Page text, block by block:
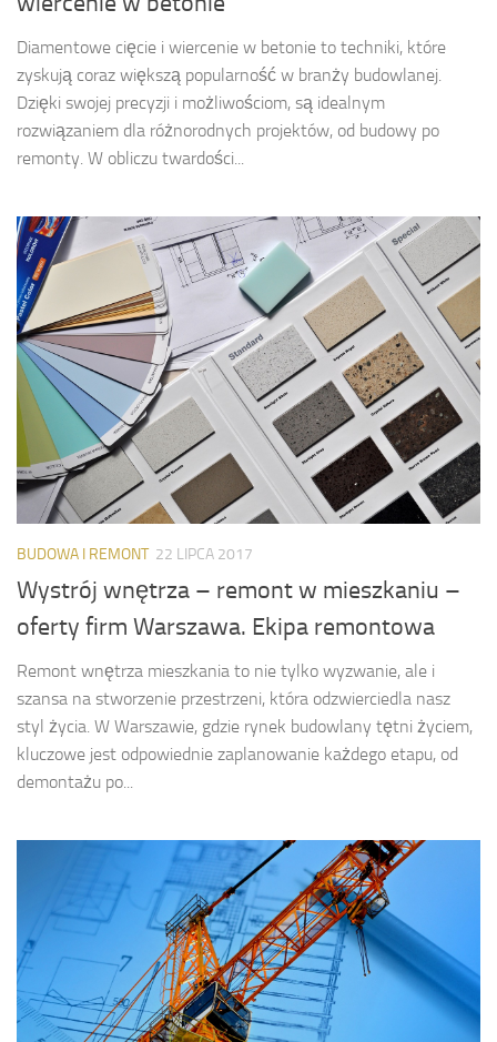
Diamentowe cięcie i wiercenie w betonie to techniki, które
zyskują coraz większą popularność w branży budowlanej.
Dzięki swojej precyzji i możliwościom, są idealnym
rozwiązaniem dla różnorodnych projektów, od budowy po
remonty. W obliczu twardości...
BUDOWA I REMONT 22 LIPCA 2017
Wystrój wnętrza – remont w mieszkaniu –
oferty firm Warszawa. Ekipa remontowa
Remont wnętrza mieszkania to nie tylko wyzwanie, ale i
szansa na stworzenie przestrzeni, która odzwierciedla nasz
styl życia. W Warszawie, gdzie rynek budowlany tętni życiem,
kluczowe jest odpowiednie zaplanowanie każdego etapu, od
demontażu po...